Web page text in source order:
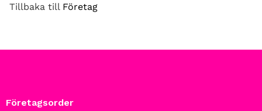
Tillbaka till Företag
Företagsorder